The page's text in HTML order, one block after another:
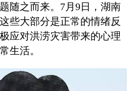
随之而来。7月9日，湖南
些大部分是正常的情绪反
应对洪涝灾害带来的心理
生活。